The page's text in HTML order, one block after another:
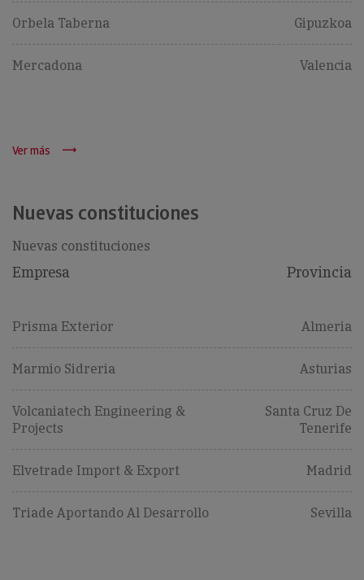
Orbela Taberna Gipuzkoa
Mercadona Valencia
Ver más
Nuevas constituciones
Nuevas constituciones
Empresa Provincia
Prisma Exterior Almeria
Marmio Sidreria Asturias
Volcaniatech Engineering &
Projects
Santa Cruz De
Tenerife
Elvetrade Import & Export Madrid
Triade Aportando Al Desarrollo Sevilla